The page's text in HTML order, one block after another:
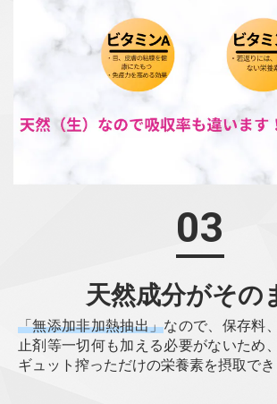
03
天然成分がその
「無添加非加熱抽出」なので、保存料
止剤等一切何も加える必要がないため
ギュット搾っただけの栄養素を摂取でき